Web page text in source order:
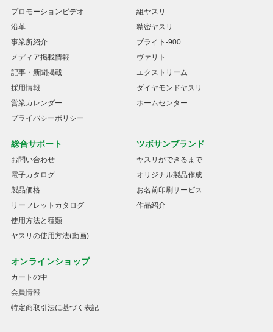
プロモーションビデオ
沿革
事業所紹介
メディア掲載情報
記事・新聞掲載
採用情報
営業カレンダー
プライバシーポリシー
組ヤスリ
精密ヤスリ
ブライト-900
ヴァリト
エクストリーム
ダイヤモンドヤスリ
ホームセンター
総合サポート
お問い合わせ
電子カタログ
製品価格
リーフレットカタログ
使用方法と種類
ヤスリの使用方法(動画)
ツボサンブランド
ヤスリができるまで
オリジナル製品作成
お名前印刷サービス
作品紹介
オンラインショップ
カートの中
会員情報
特定商取引法に基づく表記